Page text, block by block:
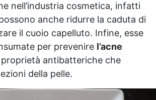
nell’industria cosmetica, infatti
anche ridurre la caduta di
il cuoio capelluto. Infine, esse
per prevenire l’acne
antibatteriche che
della pelle.